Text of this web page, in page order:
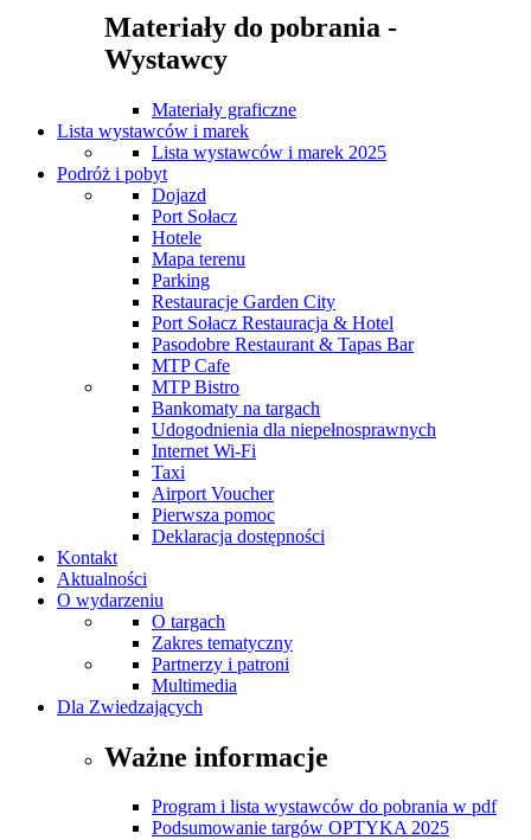
Materiały do pobrania -
Wystawcy
Materiały graficzne
Lista wystawców i marek
Lista wystawców i marek 2025
Podróż i pobyt
Dojazd
Port Sołacz
Hotele
Mapa terenu
Parking
Restauracje Garden City
Port Sołacz Restauracja & Hotel
Pasodobre Restaurant & Tapas Bar
MTP Cafe
MTP Bistro
Bankomaty na targach
Udogodnienia dla niepełnosprawnych
Internet Wi-Fi
Taxi
Airport Voucher
Pierwsza pomoc
Deklaracja dostępności
Kontakt
Aktualności
O wydarzeniu
O targach
Zakres tematyczny
Partnerzy i patroni
Multimedia
Dla Zwiedzających
Ważne informacje
Program i lista wystawców do pobrania w pdf
Podsumowanie targów OPTYKA 2025